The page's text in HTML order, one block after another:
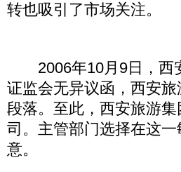
转也吸引了市场关注。
2006年10月9日，西
证监会无异议函，西安
段落。至此，西安旅游
司。主管部门选择在这
意。